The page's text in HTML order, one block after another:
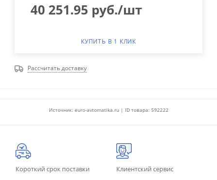
40 251.95 руб./шт
КУПИТЬ В 1 КЛИК
Рассчитать доставку
Источник: euro-avtomatika.ru | ID товара: 592222
Короткий срок поставки Клиентский сервис